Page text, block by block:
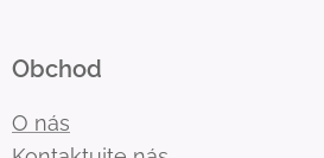
Obchod
O nás